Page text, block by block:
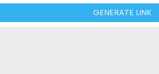
GENERATE LINK